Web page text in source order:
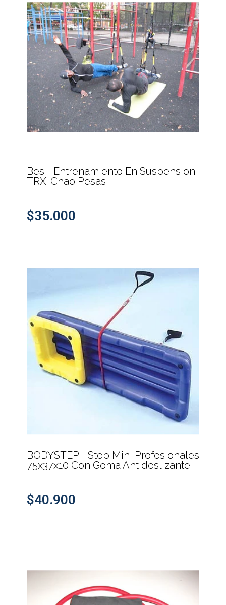
Bes - Entrenamiento En Suspension
TRX. Chao Pesas
$35.000
BODYSTEP - Step Mini Profesionales
75x37x10 Con Goma Antideslizante
$40.900